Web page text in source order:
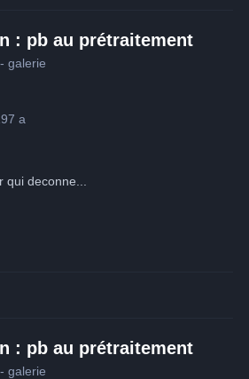
: pb au prétraitement
galerie
7 a
qui deconne...
: pb au prétraitement
galerie